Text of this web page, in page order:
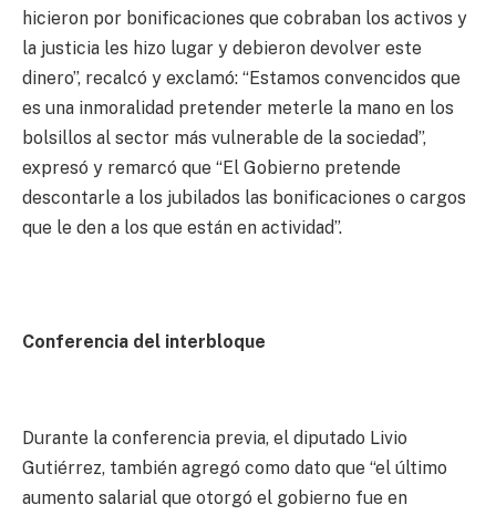
hicieron por bonificaciones que cobraban los activos y
la justicia les hizo lugar y debieron devolver este
dinero”, recalcó y exclamó: “Estamos convencidos que
es una inmoralidad pretender meterle la mano en los
bolsillos al sector más vulnerable de la sociedad”,
expresó y remarcó que “El Gobierno pretende
descontarle a los jubilados las bonificaciones o cargos
que le den a los que están en actividad”.
Conferencia del interbloque
Durante la conferencia previa, el diputado Livio
Gutiérrez, también agregó como dato que “el último
aumento salarial que otorgó el gobierno fue en